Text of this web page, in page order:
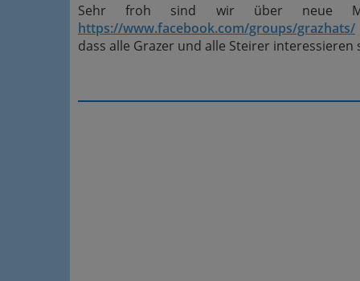
Sehr froh sind wir über neue
https://www.facebook.com/groups/grazhats/
dass alle Grazer und alle Steirer interessieren